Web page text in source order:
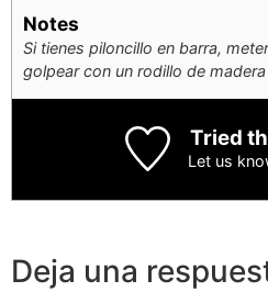
Notes
Si tienes piloncillo en barra,
golpear con un rodillo de
Tried
Let us
Deja una